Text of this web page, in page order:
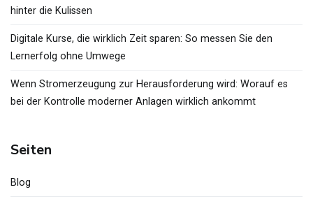
hinter die Kulissen
Digitale Kurse, die wirklich Zeit sparen: So messen Sie den
Lernerfolg ohne Umwege
Wenn Stromerzeugung zur Herausforderung wird: Worauf es
bei der Kontrolle moderner Anlagen wirklich ankommt
Seiten
Blog